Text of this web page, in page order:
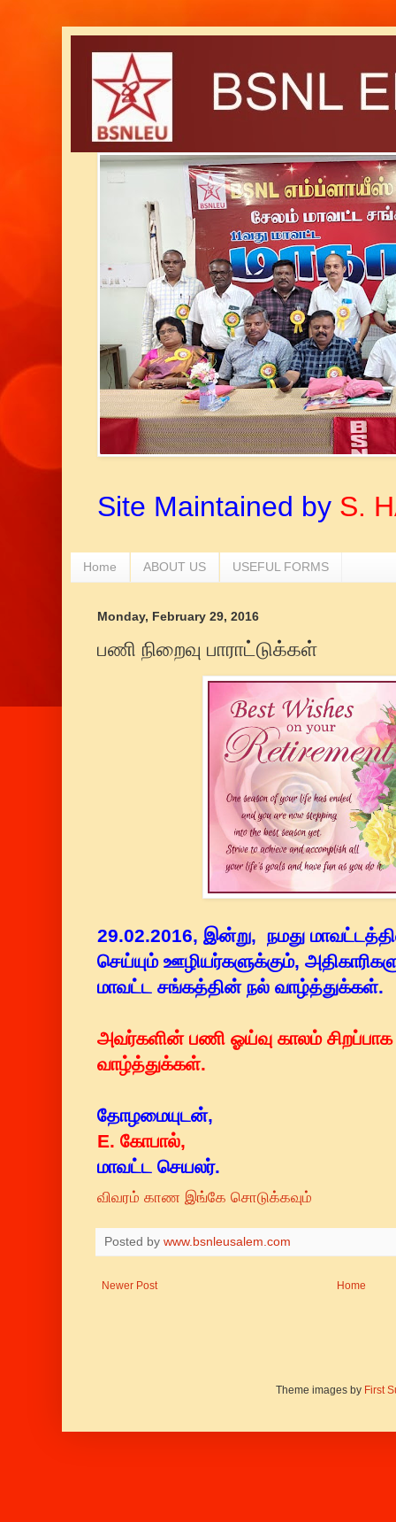
Site Maintained by S.
Home ABOUT US USEFUL FORMS
Monday, February 29, 2016
பணி நிறைவு பாராட்டுக்கள்
29.02.2016, இன்று, நமது
செய்யும் ஊழியர்களுக்கும்,
மாவட்ட சங்கத்தின் நல் வாழ்த்துக்கள்.
அவர்களின் பணி ஓய்வு காலம்
வாழ்த்துக்கள்.
தோழமையுடன்,
E. கோபால்,
மாவட்ட செயலர்.
விவரம் காண இங்கே சொடுக்கவும்
Posted by www.bsnleusalem.com
Newer Post Home
Theme images by First